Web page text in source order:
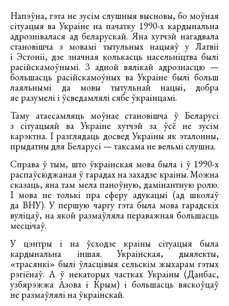
Напэўна, гэта не зусім слушныя высновы, бо моўная
сітуацыя ва Украіне на пачатку 1990-х кардынальна
адрознівалася ад беларускай. Яна хутчэй нагадвала
становішча з мовамі тытульных нацыяў у Латвіі
і Эстоніі, дзе значная колькасць насельніцтва былі
расійскамоўнымі. З адной вялікай адрознасцю —
большасць расійскамоўных ва Украіне былі больш
лаяльнымі да мовы тытульнай нацыі, добра
яе разумелі і ўсведамлялі сябе ўкраінцамі.
Таму атаесамляць моўнае становішча ў Беларусі
з сітуацыяй ва Украіне хутчэй за ўсё не зусім
карэктна. І разглядаць досвед Украіны як эталонны,
прыдатны для Беларусі — таксама не вельмі слушна.
Справа ў тым, што ўкраінская мова была і ў 1990-х
распаўсюджаная ў гарадах на захадзе краіны. Можна
сказаць, яна там мела паноўную, дамінантную ролю.
І мова не толькі пра сферу адукацыі (ад школаў
да ВНУ). У першую чаргу гэта была мова гарадскіх
вуліцаў, на якой размаўляла пераважная большасць
месцічаў.
У цэнтры і на ўсходзе краіны сітуацыя была
кардынальна іншая. Украінская, дыялекты,
«трасянкі» былі ўласцівыя сельскім жыхарам гэтых
рэгіёнаў. А ў некаторых частках Украіны (Данбас,
узбярэжжа Азова і Крым) і большасць вяскоўцаў
не размаўлялі на ўкраінскай.